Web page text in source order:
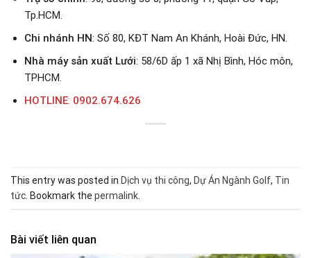
Tp.HCM.
Chi nhánh HN: Số 80, KĐT Nam An Khánh, Hoài Đức, HN.
Nhà máy sản xuất Lưới: 58/6D ấp 1 xã Nhị Bình, Hóc môn,
TPHCM.
HOTLINE: 0902.674.626
This entry was posted in Dịch vụ thi công, Dự Án Ngành Golf, Tin
tức . Bookmark the permalink
Bài viết liên quan